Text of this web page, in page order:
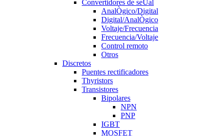
Convertidores de seÛal
AnalÒgico/Digital
Digital/AnalÒgico
Voltaje/Frecuencia
Frecuencia/Voltaje
Control remoto
Otros
Discretos
Puentes rectificadores
Thyristors
Transistores
Bipolares
NPN
PNP
IGBT
MOSFET